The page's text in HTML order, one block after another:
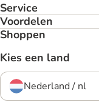
Service
Voordelen
Shoppen
Kies een land
Nederland / nl